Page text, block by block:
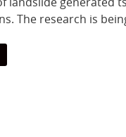
The research is